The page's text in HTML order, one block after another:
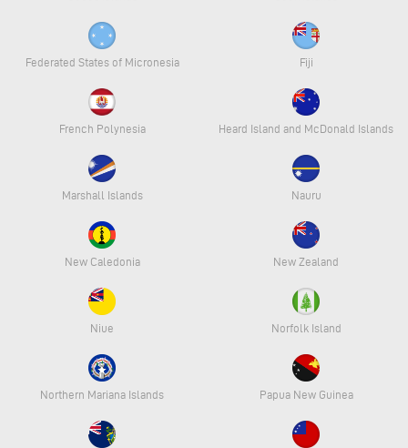
Federated States of Micronesia Fiji
French Polynesia Heard Island and McDonald Islands
Marshall Islands Nauru
New Caledonia New Zealand
Niue Norfolk Island
Northern Mariana Islands Papua New Guinea